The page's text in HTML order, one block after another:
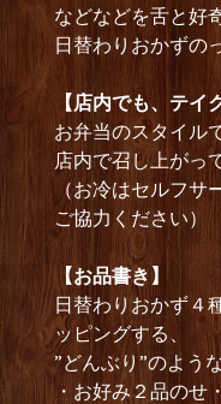
などなどを舌と好
日替わりおかずの
【店内でも、テイ
お弁当のスタイル
店内で召し上がっ
（お冷はセルフ
ご協力ください）
【お品書き】
日替わりおかず４
ッピングする、
”どんぶり”のよう
・お好み２品のせ